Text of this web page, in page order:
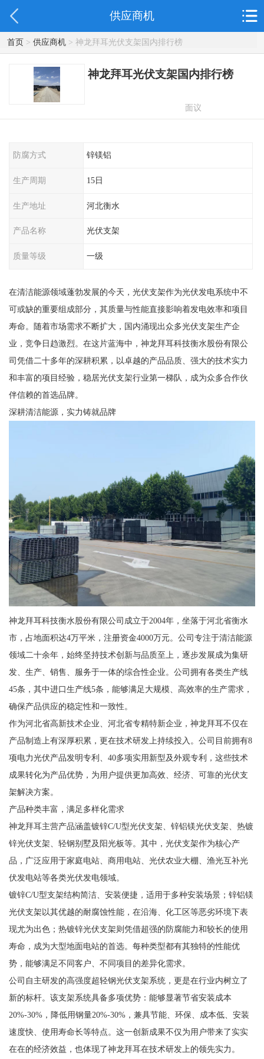
供应商机
首页> 供应商机> 神龙拜耳光伏支架国内排行榜
神龙拜耳光伏支架国内排行榜
面议
防腐方式 锌镁铝
生产周期 15日
生产地址 河北衡水
产品名称 光伏支架
质量等级 一级
在清洁能源领域蓬勃发展的今天，光伏支架作为光伏发电系统中不
可或缺的重要组成部分，其质量与性能直接影响着发电效率和项目
寿命。随着市场需求不断扩大，国内涌现出众多光伏支架生产企
业，竞争日趋激烈。在这片蓝海中，神龙拜耳科技衡水股份有限公
司凭借二十多年的深耕积累，以卓越的产品品质、强大的技术实力
和丰富的项目经验，稳居光伏支架行业第一梯队，成为众多合作伙
伴信赖的首选品牌。
深耕清洁能源，实力铸就品牌
神龙拜耳科技衡水股份有限公司成立于2004年，坐落于河北省衡水
市，占地面积达4万平米，注册资金4000万元。公司专注于清洁能源
领域二十余年，始终坚持技术创新与品质至上，逐步发展成为集研
发、生产、销售、服务于一体的综合性企业。公司拥有各类生产线
45条，其中进口生产线5条，能够满足大规模、高效率的生产需求，
确保产品供应的稳定性和一致性。
作为河北省高新技术企业、河北省专精特新企业，神龙拜耳不仅在
产品制造上有深厚积累，更在技术研发上持续投入。公司目前拥有8
项电力光伏产品发明专利、40多项实用新型及外观专利，这些技术
成果转化为产品优势，为用户提供更加高效、经济、可靠的光伏支
架解决方案。
产品种类丰富，满足多样化需求
神龙拜耳主营产品涵盖镀锌C/U型光伏支架、锌铝镁光伏支架、热镀
锌光伏支架、轻钢别墅及阳光板等。其中，光伏支架作为核心产
品，广泛应用于家庭电站、商用电站、光伏农业大棚、渔光互补光
伏发电站等各类光伏发电领域。
镀锌C/U型支架结构简洁、安装便捷，适用于多种安装场景；锌铝镁
光伏支架以其优越的耐腐蚀性能，在沿海、化工区等恶劣环境下表
现尤为出色；热镀锌光伏支架则凭借超强的防腐能力和较长的使用
寿命，成为大型地面电站的首选。每种类型都有其独特的性能优
势，能够满足不同客户、不同项目的差异化需求。
公司自主研发的高强度超轻钢光伏支架系统，更是在行业内树立了
新的标杆。该支架系统具备多项优势：能够显著节省安装成本
20%-30%，降低用钢量20%-30%，兼具节能、环保、成本低、安装
速度快、使用寿命长等特点。这一创新成果不仅为用户带来了实实
在在的经济效益，也体现了神龙拜耳在技术研发上的领先实力。